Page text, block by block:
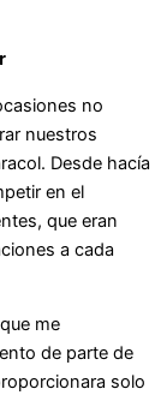
no
nuestros
Desde hacía
en el
que eran
a cada
me
de parte de
solo